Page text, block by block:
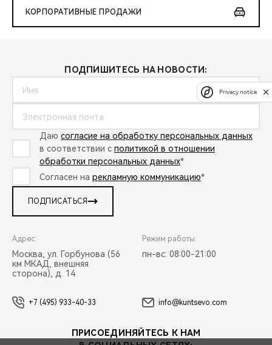
КОРПОРАТИВНЫЕ ПРОДАЖИ
ПОДПИШИТЕСЬ НА НОВОСТИ:
Даю согласие на обработку персональных данных
в соответствии с политикой в отношении
обработки персональных данных*
Согласен на рекламную коммуникацию*
ПОДПИСАТЬСЯ
Адрес:
Москва, ул. Горбунова (56
км МКАД, внешняя
сторона), д. 14
Режим работы:
пн-вс: 08:00-21:00
+7 (495) 933-40-33 info@kuntsevo.com
ПРИСОЕДИНЯЙТЕСЬ К НАМ
Privacy notice